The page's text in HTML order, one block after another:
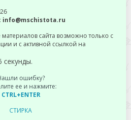
info@mschistota.ru
сайта возможно только с
и с активной ссылкой на
секунды.
ошибку?
ее и нажмите:
CTRL+ENTER
СТИРКА